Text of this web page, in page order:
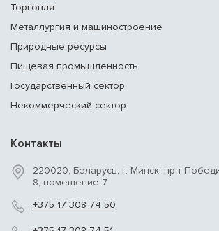
Торговля
Металлургия и машиностроение
Природные ресурсы
Пищевая промышленность
Государственный сектор
Некоммерческий сектор
Контакты
220020, Беларусь, г. Минск, пр-т
8, помещение 7
+375 17 308 74 50